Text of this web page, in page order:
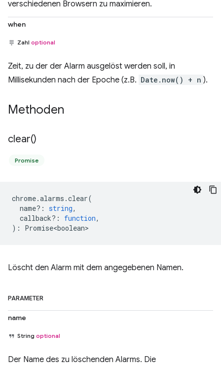
verschiedenen Browsern zu maximieren.
when
Zahl optional
Zeit, zu der der Alarm ausgelöst werden soll, in
Millisekunden nach der Epoche (z.B. Date.now() + n ).
Methoden
clear()
Promise
chrome.alarms .clear(
name? : string,
callback? : function,
) : Promise<boolean>
Löscht den Alarm mit dem angegebenen Namen.
PARAMETER
name
String optional
Der Name des zu löschenden Alarms. Die